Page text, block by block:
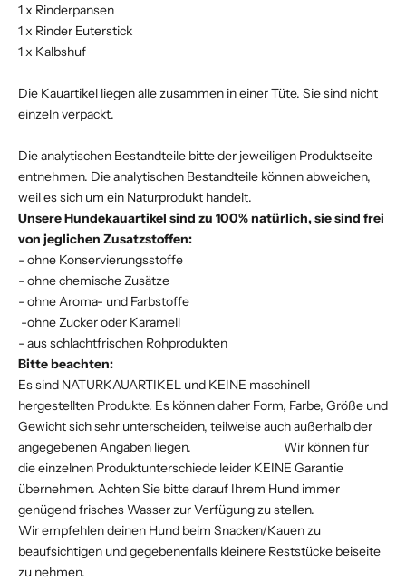
1 x Rinderpansen
1 x Rinder Euterstick
1 x Kalbshuf
Die Kauartikel liegen alle zusammen in einer Tüte. Sie sind nicht
einzeln verpackt.
Die analytischen Bestandteile bitte der jeweiligen Produktseite
entnehmen. Die analytischen Bestandteile können abweichen,
weil es sich um ein Naturprodukt handelt.
Unsere Hundekauartikel sind zu 100% natürlich, sie sind frei
von jeglichen Zusatzstoffen:
- ohne Konservierungsstoffe
- ohne chemische Zusätze
- ohne Aroma- und Farbstoffe
-ohne Zucker oder Karamell
- aus schlachtfrischen Rohprodukten
Bitte beachten:
Es sind NATURKAUARTIKEL und KEINE maschinell
hergestellten Produkte. Es können daher Form, Farbe, Größe und
Gewicht sich sehr unterscheiden, teilweise auch außerhalb der
angegebenen Angaben liegen. Wir können für
die einzelnen Produktunterschiede leider KEINE Garantie
übernehmen. Achten Sie bitte darauf Ihrem Hund immer
genügend frisches Wasser zur Verfügung zu stellen.
Wir empfehlen deinen Hund beim Snacken/Kauen zu
beaufsichtigen und gegebenenfalls kleinere Reststücke beiseite
zu nehmen.